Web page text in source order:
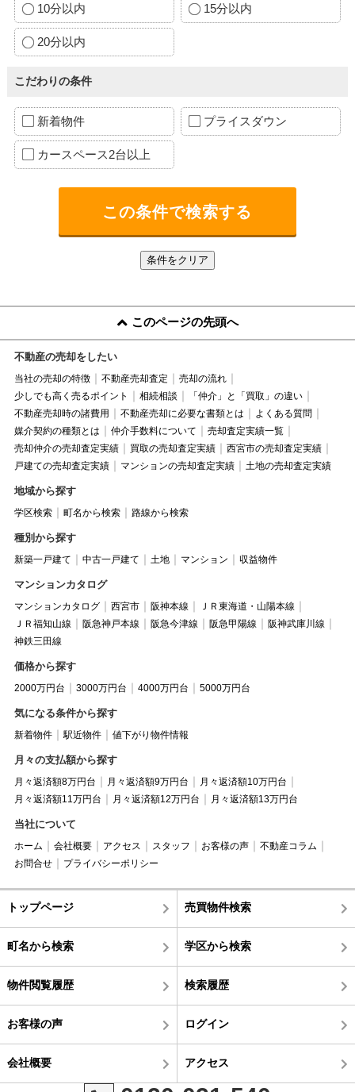
10分以内 15分以内
20分以内
こだわりの条件
新着物件 プライスダウン
カースペース2台以上
このページの先頭へ
不動産の売却をしたい
当社の売却の特徴 不動産売却査定
売却の流れ
少しでも高く売るポイント
相続相談
「仲介」と「買取」の違い
不動産売却時の諸費用
不動産売却に必要な書類とは
よくある質問
媒介契約の種類とは
仲介手数料について
売却査定実績一覧
売却仲介の売却査定実績
買取の売却査定実績
西宮市の売却査定実績
戸建ての売却査定実績
マンションの売却査定実績 土地の売却査定実績
地域から探す
学区検索 町名から検索 路線から検索
種別から探す
新築一戸建て 中古一戸建て 土地 マンション 収益物件
マンションカタログ
マンションカタログ 西宮市 阪神本線
ＪＲ東海道・山陽本線
ＪＲ福知山線
阪急神戸本線 阪急今津線 阪急甲陽線
阪神武庫川線
神鉄三田線
価格から探す
2000万円台 3000万円台 4000万円台 5000万円台
気になる条件から探す
新着物件 駅近物件 値下がり物件情報
月々の支払額から探す
月々返済額8万円台 月々返済額9万円台
月々返済額10万円台
月々返済額11万円台
月々返済額12万円台 月々返済額13万円台
当社について
ホーム 会社概要 アクセス スタッフ お客様の声
不動産コラム
お問合せ
プライバシーポリシー
トップページ 売買物件検索
町名から検索 学区から検索
物件閲覧履歴 検索履歴
お客様の声 ログイン
会社概要 アクセス